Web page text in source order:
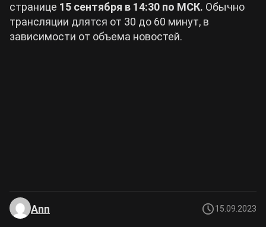
странице 15 сентября в 14:30 по МСК. Обычно
трансляции длятся от 30 до 60 минут, в
зависимости от объема новостей.
Ann 15.09.2023